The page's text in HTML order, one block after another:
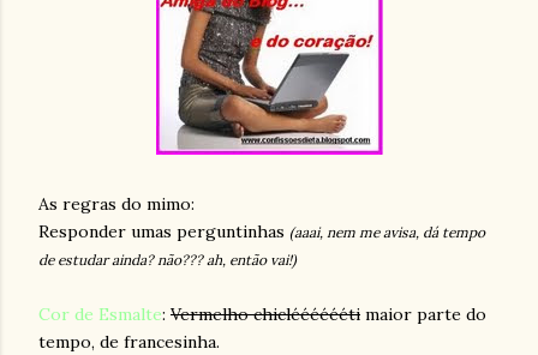
As regras do mimo:
Responder umas perguntinhas (aaai, nem me avisa, dá tempo
de estudar ainda? não??? ah, então vai!)
Cor de Esmalte: Vermelho chiclééééééti maior parte do
tempo, de francesinha.